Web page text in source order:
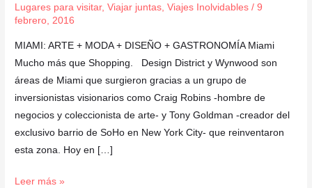
Lugares para visitar,Viajar juntas ,Viajes Inolvidables /9
febrero, 2016
MIAMI: ARTE + MODA + DISEÑO + GASTRONOMÍA Miami
Mucho más que Shopping. Design District y Wynwood son
áreas de Miami que surgieron gracias a un grupo de
inversionistas visionarios como Craig Robins -hombre de
negocios y coleccionista de arte- y Tony Goldman -creador del
exclusivo barrio de SoHo en New York City- que reinventaron
esta zona. Hoy en […]
Leer más »